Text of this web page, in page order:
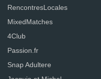
RencontresLocales
MixedMatches
4Club
Passion.fr
Snap Adultere